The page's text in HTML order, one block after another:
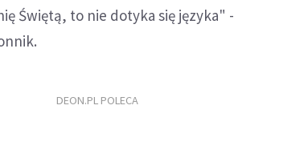
Świętą, to nie dotyka się języka" -
DEON.PL POLECA